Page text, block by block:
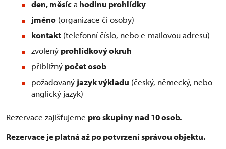
den, měsíca hodinu prohlídky
jméno (organizace či osoby)
kontakt (telefonní číslo, nebo e-mailovou adresu)
zvolený prohlídkový okruh
přibližný počet osob
požadovaný jazyk výkladu (český, německý, nebo
anglický jazyk)
Rezervace zajišťujeme pro skupiny nad 10 osob.
Rezervace je platná až po potvrzení správou objektu.